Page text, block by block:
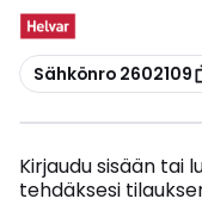
Kopioi
Sähkönro 2602109
Kirjaudu sisään tai
tehdäksesi